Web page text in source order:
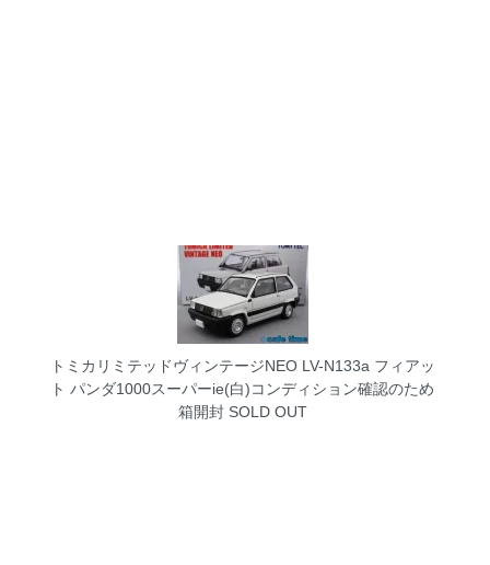
トミカリミテッドヴィンテージNEO LV-N133a フィアッ
ト パンダ1000スーパーie(白)コンディション確認のため
箱開封SOLD OUT